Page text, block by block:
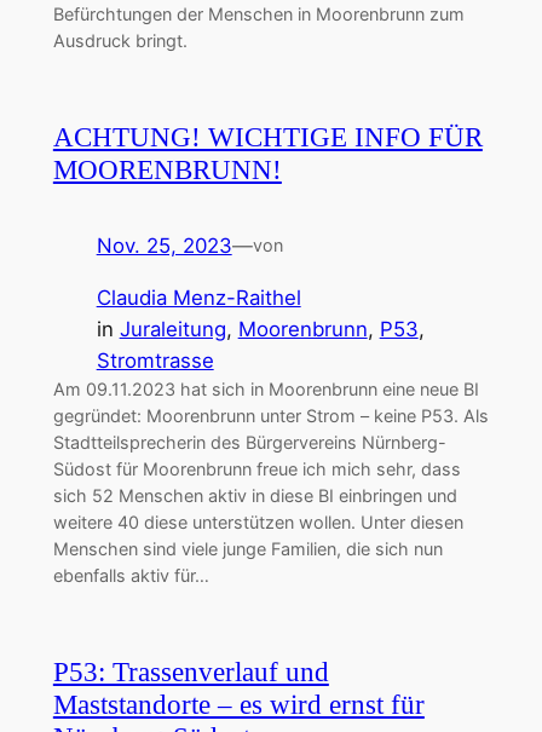
Befürchtungen der Menschen in Moorenbrunn zum
Ausdruck bringt.
ACHTUNG! WICHTIGE INFO FÜR
MOORENBRUNN!
Nov. 25, 2023—von
Claudia Menz-Raithel
in Juraleitung, Moorenbrunn, P53
Stromtrasse
Am 09.11.2023 hat sich in Moorenbrunn eine neue BI
gegründet: Moorenbrunn unter Strom – keine P53. Als
Stadtteilsprecherin des Bürgervereins Nürnberg-
Südost für Moorenbrunn freue ich mich sehr, dass
sich 52 Menschen aktiv in diese BI einbringen und
weitere 40 diese unterstützen wollen. Unter diesen
Menschen sind viele junge Familien, die sich nun
ebenfalls aktiv für…
P53: Trassenverlauf und
Maststandorte – es wird ernst für